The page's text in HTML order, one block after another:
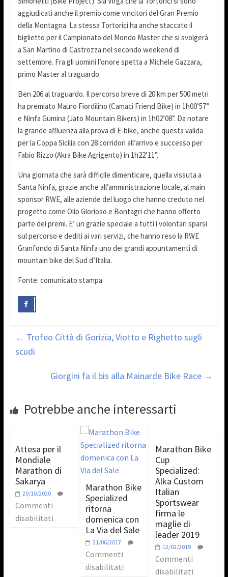
aggiudicati anche il premio come vincitori del Gran Premio
della Montagna. La stessa Tortorici ha anche staccato il
biglietto per il Campionato del Mondo Master che si svolgerà
a San Martino di Castrozza nel secondo weekend di
settembre. Fra gli uomini l’onore spetta a Michele Gazzara,
primo Master al traguardo.
Ben 206 al traguardo. Il percorso breve di 20 km per 500 metri
ha premiato Mauro Fiordilino (Camaci Friend Bike) in 1h00’57”
e Ninfa Gumina (Jato Mountain Bikers) in 1h02’08”. Da notare
la grande affluenza alla prova di E-bike, anche questa valida
per la Coppa Sicilia con 28 corridori all’arrivo e successo per
Fabio Rizzo (Akra Bike Agrigento) in 1h22’11”.
Una giornata che sarà difficile dimenticare, quella vissuta a
Santa Ninfa, grazie anche all’amministrazione locale, al main
sponsor RWE, alle aziende del luogo che hanno creduto nel
progetto come Olio Glorioso e Bontagri che hanno offerto
parte dei premi. E’ un grazie speciale a tutti i volontari sparsi
sul percorso e dediti ai vari servizi, che hanno reso la RWE
Granfondo di Santa Ninfa uno dei grandi appuntamenti di
mountain bike del Sud d’Italia.
Fonte: comunicato stampa
← Trofeo Città di Gorizia, Viotto e Righetto sugli
scudi
Giorgini fa il bis alla Mainarde Bike Race →
Potrebbe anche interessarti
Attesa per il
Mondiale
Marathon di
Sakarya
20/10/2020
Commenti
disabilitati
Marathon Bike
Specialized
ritorna
domenica con
La Via del Sale
21/06/2017
Commenti
disabilitati
Marathon Bike
Cup
Specialized:
Alka Custom
Italian
Sportswear
firma le
maglie di
leader 2019
12/02/2019
Commenti
disabilitati